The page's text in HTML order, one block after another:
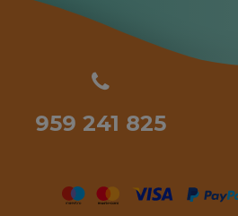
959 241 825